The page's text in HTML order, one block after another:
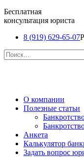
Бесплатная
консультация юриста
8 (919) 629-65-07
Перейти
к
Search
for:
О компании
Полезные статьи
Анкета
Калькулятор
Задать вопрос